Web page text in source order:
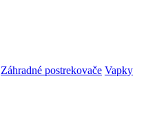
Záhradné postrekovače Vapky